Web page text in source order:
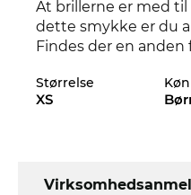
At brillerne er med
dette smykke er du
Findes der en
Selv børnebriller
både næsen og
Størrelse
XS
Køn